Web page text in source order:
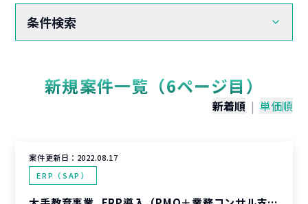
条件検索
新規案件一覧（6ページ目）
新着順 | 単価順
案件更新日： 2022.08.17
ERP（SAP）